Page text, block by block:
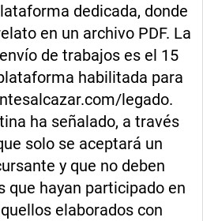
dedicada, donde
en un archivo PDF. La
de trabajos es el 15
habilitada para
legado.
ha señalado, a través
solo se aceptará un
y que no deben
que hayan participado en
elaborados con